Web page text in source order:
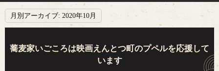
月別アーカイブ:2020年10月
蕎麦家いごころは映画えんとつ町のプペルを応援して
います